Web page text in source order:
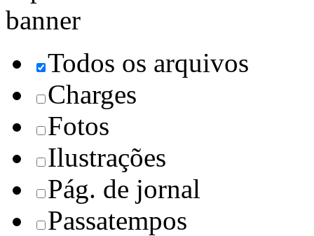
Todos os arquivos
Charges
Fotos
Ilustrações
Pág. de jornal
Passatempos